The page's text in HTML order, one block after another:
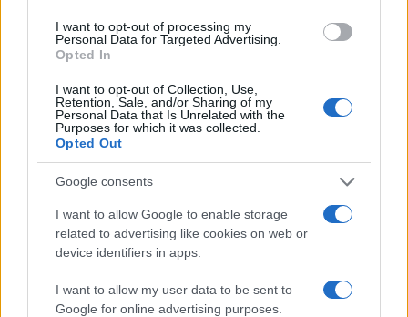
I want to opt-out of processing my
Personal Data for Targeted Advertising.
Opted In
I want to opt-out of Collection, Use,
Retention, Sale, and/or Sharing of my
Personal Data that Is Unrelated with the
Purposes for which it was collected.
Opted Out
Google consents
I want to allow Google to enable storage
related to advertising like cookies on web or
device identifiers in apps.
I want to allow my user data to be sent to
Google for online advertising purposes.
Continua a leggere
NERD NEWS